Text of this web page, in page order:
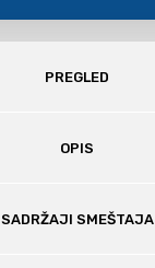
PREGLED
OPIS
SADRŽAJI SMEŠTAJA